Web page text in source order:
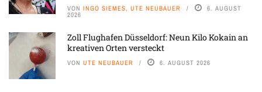
VON INGO SIEMES, UTE NEUBAUER 6. AUGUST
2026
Zoll Flughafen Düsseldorf: Neun Kilo Kokain an
kreativen Orten versteckt
VON UTE NEUBAUER 6. AUGUST 2026